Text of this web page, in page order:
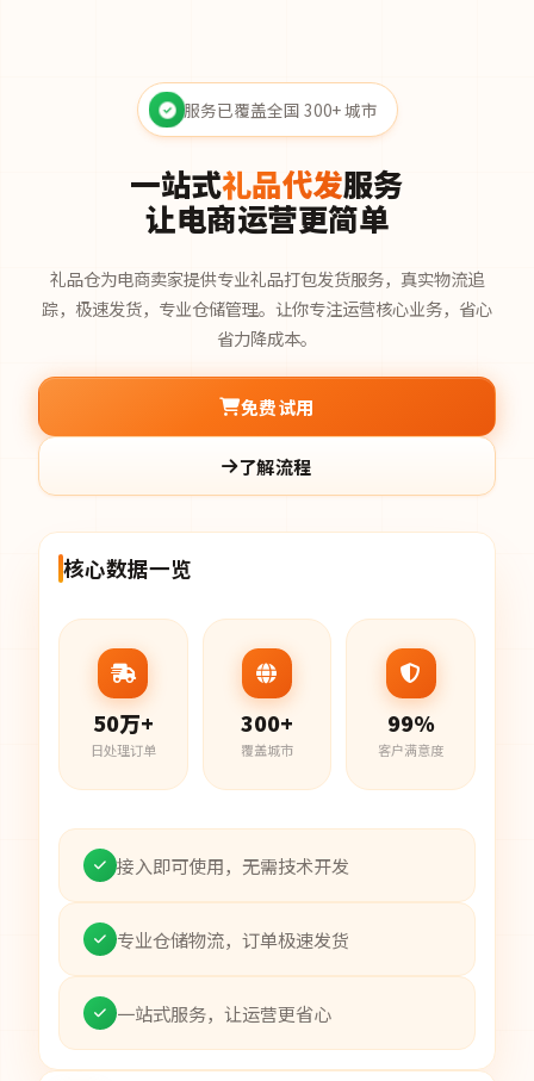
服务已覆盖全国 300+ 城市
一站式礼品代发服务
让电商运营更简单
礼品仓为电商卖家提供专业礼品打包发货服务，真实物流追
踪，极速发货，专业仓储管理。让你专注运营核心业务，省心
省力降成本。
免费试用
了解流程
核心数据一览
50万+
日处理订单
300+
覆盖城市
99%
客户满意度
接入即可使用，无需技术开发
专业仓储物流，订单极速发货
一站式服务，让运营更省心